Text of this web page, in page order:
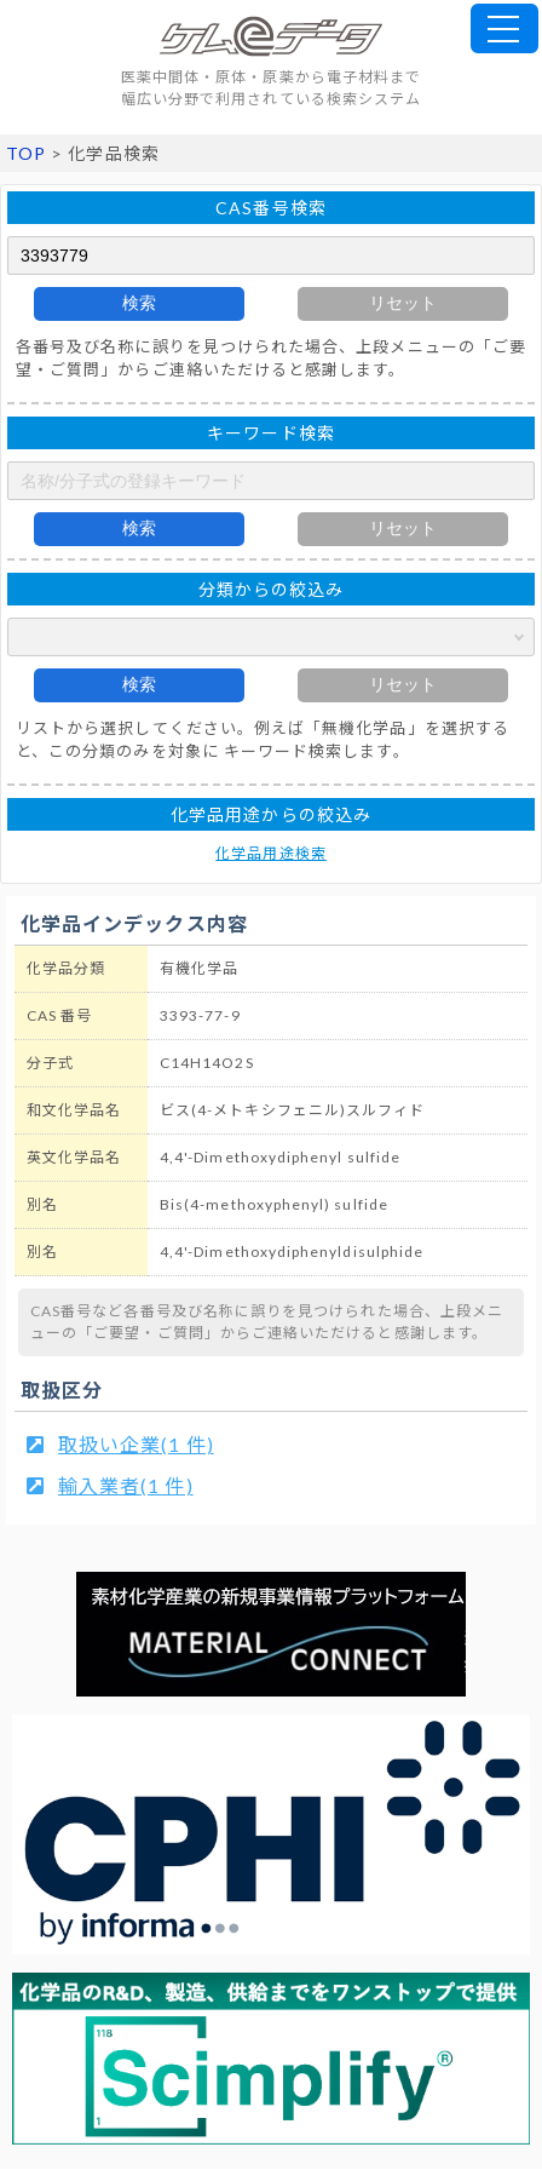
医薬中間体・原体・原薬から電子材料まで
幅広い分野で利用されている検索システム
TOP > 化学品検索
CAS番号検索
検索 リセット
各番号及び名称に誤りを見つけられた場合、上段メニューの「ご要
望・ご質問」からご連絡いただけると感謝します。
キーワード検索
検索 リセット
分類からの絞込み
検索 リセット
リストから選択してください。例えば「無機化学品」を選択する
と、この分類のみを対象に キーワード検索します。
化学品用途からの絞込み
化学品用途検索
化学品インデックス内容
化学品分類 有機化学品
CAS 番号 3393-77-9
分子式 C14H14O2S
和文化学品名 ビス(4-メトキシフェニル)スルフィド
英文化学品名 4,4'-Dimethoxydiphenyl sulfide
別名 Bis(4-methoxyphenyl) sulfide
別名 4,4'-Dimethoxydiphenyldisulphide
CAS番号など各番号及び名称に誤りを見つけられた場合、上段メニ
ューの「ご要望・ご質問」からご連絡いただけると感謝します。
取扱区分
取扱い企業(1 件)
輸入業者(1 件)